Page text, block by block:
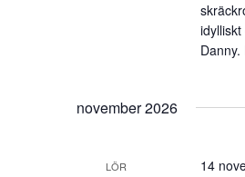
november 2026
LÖR 14